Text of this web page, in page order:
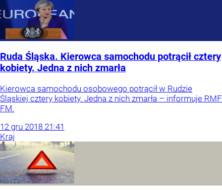
Ruda Śląska. Kierowca samochodu potrącił cztery
kobiety. Jedna z nich zmarła
Kierowca samochodu osobowego potrącił w Rudzie
Śląskiej cztery kobiety. Jedna z nich zmarła – informuje RMF
FM.
12 gru 2018 21:41
Kraj